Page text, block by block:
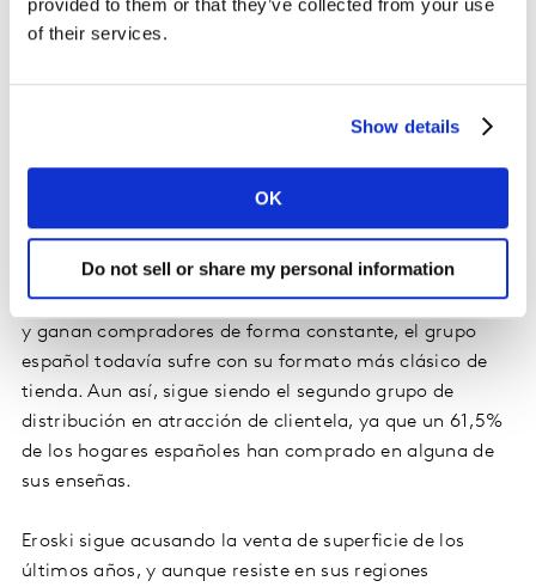
provided to them or that they’ve collected from your use
of their services.
Show details
OK
Do not sell or share my personal information
contacto con su comprador por diferentes canales y
también diversificando su formato de proximidad. En el
Grupo Dia, que cede 3 décimas hasta el 8,4% de cuota,
sigue teniendo el reto de consolidar la diversificación
de su negocio. Mientras su tienda online y Clarel crecen
y ganan compradores de forma constante, el grupo
español todavía sufre con su formato más clásico de
tienda. Aun así, sigue siendo el segundo grupo de
distribución en atracción de clientela, ya que un 61,5%
de los hogares españoles han comprado en alguna de
sus enseñas.
Eroski sigue acusando la venta de superficie de los
últimos años, y aunque resiste en sus regiones